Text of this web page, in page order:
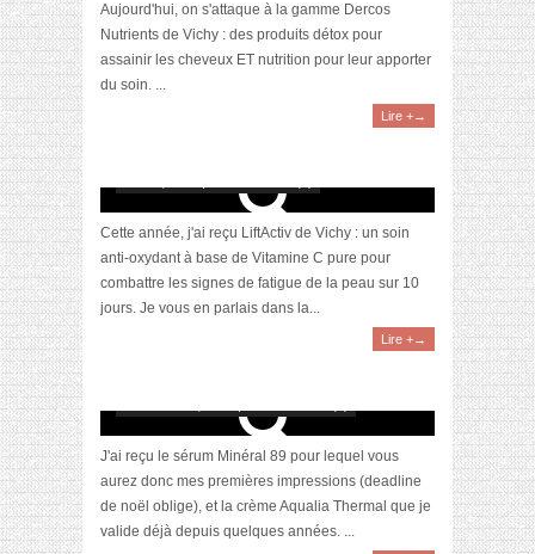
Aujourd'hui, on s'attaque à la gamme Dercos
Nutrients de Vichy : des produits détox pour
assainir les cheveux ET nutrition pour leur apporter
du soin. ...
Lire +→
[Revue] LiftActiv de Vichy : ma cure anti-
Cette année, j'ai reçu LiftActiv de Vichy : un soin
anti-oxydant à base de Vitamine C pure pour
combattre les signes de fatigue de la peau sur 10
jours. Je vous en parlais dans la...
Lire +→
[Idée cadeau] Le coffret de Noël “Mineral 89”
J'ai reçu le sérum Minéral 89 pour lequel vous
aurez donc mes premières impressions (deadline
de noël oblige), et la crème Aqualia Thermal que je
valide déjà depuis quelques années. ...